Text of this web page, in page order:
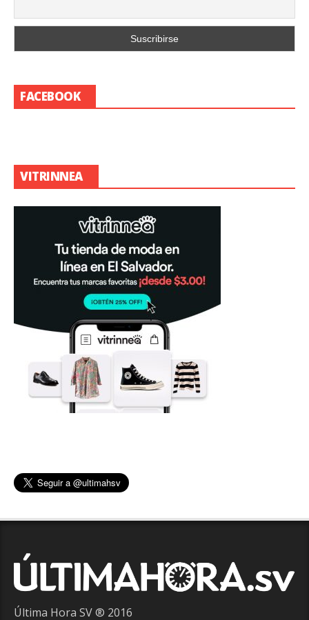
FACEBOOK
VITRINNEA
Última Hora SV ® 2016